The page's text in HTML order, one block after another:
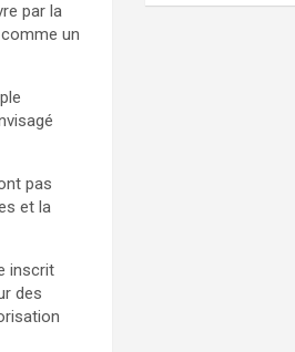
par la
un
pas
et la
inscrit
des